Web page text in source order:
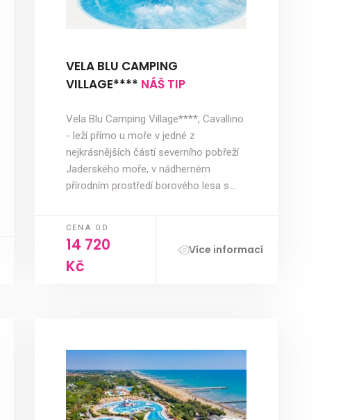
VELA BLU CAMPING
VILLAGE**** NÁŠ TIP
Vela Blu Camping Village****, Cavallino
- leží přímo u moře v jedné z
nejkrásnějších částí severního pobřeží
Jaderského moře, v nádherném
přírodním prostředí borového lesa s…
CENA OD
14 720
Kč
Více informací